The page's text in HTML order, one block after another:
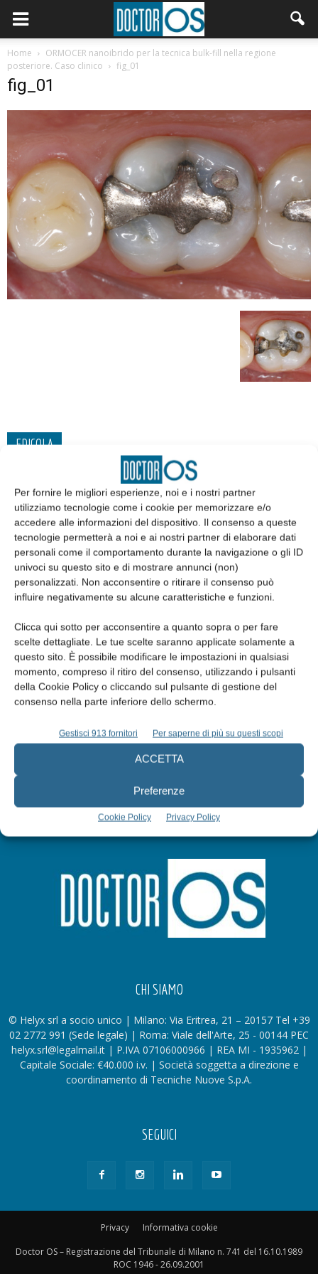
Per fornire le migliori esperienze, noi e i nostri partner
utilizziamo tecnologie come i cookie per memorizzare e/o
accedere alle informazioni del dispositivo. Il consenso a queste
tecnologie permetterà a noi e ai nostri partner di elaborare dati
personali come il comportamento durante la navigazione o gli ID
univoci su questo sito e di mostrare annunci (non)
personalizzati. Non acconsentire o ritirare il consenso può
influire negativamente su alcune caratteristiche e funzioni.
Clicca qui sotto per acconsentire a quanto sopra o per fare
scelte dettagliate. Le tue scelte saranno applicate solamente a
questo sito. È possibile modificare le impostazioni in qualsiasi
momento, compreso il ritiro del consenso, utilizzando i pulsanti
della Cookie Policy o cliccando sul pulsante di gestione del
consenso nella parte inferiore dello schermo.
Gestisci 913 fornitori Per saperne di più su questi scopi
ACCETTA
Preferenze
Cookie Policy Privacy Policy
Home
ORMOCER nanoibrido per la tecnica bulk-fill nella regione
posteriore. Caso clinico
fig_01
fig_01
EDICOLA
Edicola web
Abbonati
Iscriviti alla newsletter
CHI SIAMO
© Helyx srl a socio unico | Milano: Via Eritrea, 21 – 20157 Tel +39
02 2772 991 (Sede legale) | Roma: Viale dell'Arte, 25 - 00144 PEC
helyx.srl@legalmail.it | P.IVA 07106000966 | REA MI - 1935962 |
Capitale Sociale: €40.000 i.v. | Società soggetta a direzione e
coordinamento di Tecniche Nuove S.p.A.
SEGUICI
Privacy
Informativa cookie
Doctor OS – Registrazione del Tribunale di Milano n. 741 del 16.10.1989
ROC 1946 - 26.09.2001